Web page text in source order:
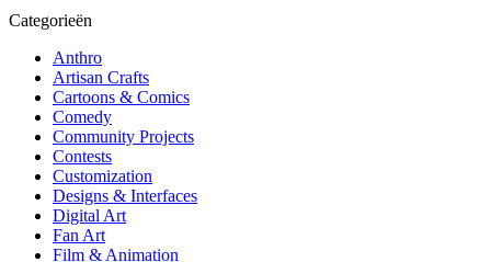
Categorieën
Anthro
Artisan Crafts
Cartoons & Comics
Comedy
Community Projects
Contests
Customization
Designs & Interfaces
Digital Art
Fan Art
Film & Animation